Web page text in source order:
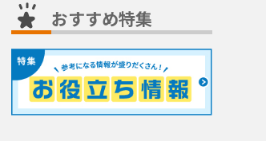
おすすめ特集